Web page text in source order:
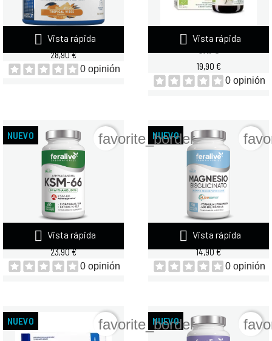
 Vista rápida
APPLIED NUTRITIUM...
28,90 €
0 opinión
 Vista rápida
HIMALAYA ASHWAGANDHA 60
19,90 €
0 opinión
 Vista rápida
FERALIVE ASHWAGANDHA...
23,90 €
0 opinión
NUEVO favorite_border
 Vista rápida
FERALIVE MAGNESIO...
14,90 €
0 opinión
NUEVO
NUEVO favorite_border
NUEVO